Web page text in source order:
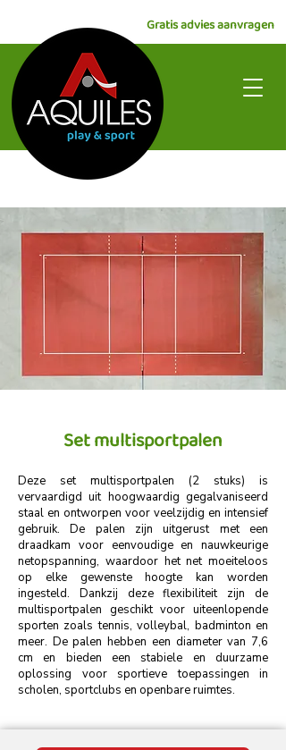
Gratis advies aanvragen
Set multisportpalen
Deze set multisportpalen (2 stuks) is
vervaardigd uit hoogwaardig gegalvaniseerd
staal en ontworpen voor veelzijdig en intensief
gebruik. De palen zijn uitgerust met een
draadkam voor eenvoudige en nauwkeurige
netopspanning, waardoor het net moeiteloos
op elke gewenste hoogte kan worden
ingesteld. Dankzij deze flexibiliteit zijn de
multisportpalen geschikt voor uiteenlopende
sporten zoals tennis, volleybal, badminton en
meer. De palen hebben een diameter van 7,6
cm en bieden een stabiele en duurzame
oplossing voor sportieve toepassingen in
scholen, sportclubs en openbare ruimtes.